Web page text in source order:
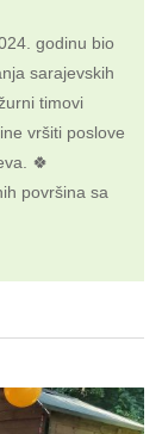
godinu bio
sarajevskih
timovi
vršiti poslove
🍀
površina sa